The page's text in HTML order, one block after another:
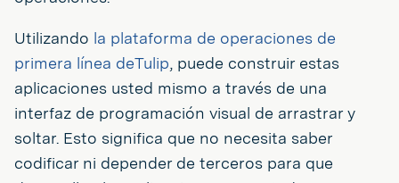
Utilizando la plataforma de operaciones de
primera línea deTulip, puede construir estas
aplicaciones usted mismo a través de una
interfaz de programación visual de arrastrar y
soltar. Esto significa que no necesita saber
codificar ni depender de terceros para que